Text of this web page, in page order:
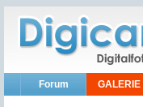
Forum GALERIE